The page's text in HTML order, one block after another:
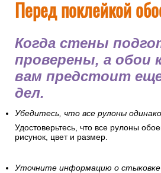
Перед поклейкой
Когда стены
проверены, а обои
вам предстоит еще
дел.
Убедитесь, что все рулоны
Удостоверьтесь, что все рулоны
рисунок, цвет и размер.
Уточните информацию о стыковке